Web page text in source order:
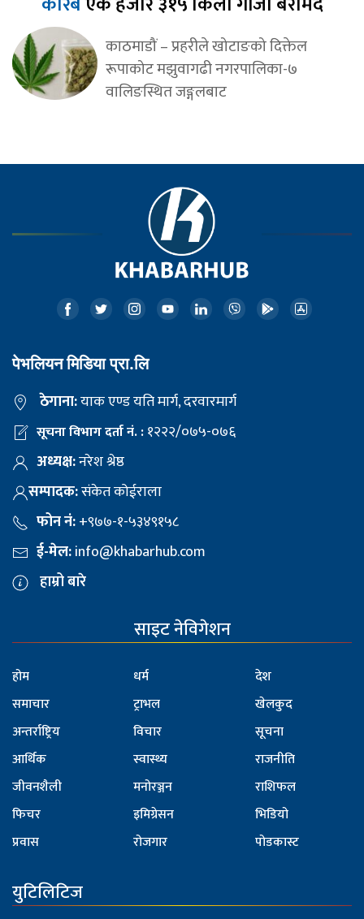
काठमाडौं – प्रहरीले खोटाङको दिक्तेल
रूपाकोट मझुवागढी नगरपालिका-७
वालिङस्थित जङ्गलबाट
पेभलियन मिडिया प्रा.लि
ठेगाना:याक एण्ड यति मार्ग, दरवारमार्ग
सूचना विभाग दर्ता नं. :१२२२/०७५-०७६
अध्यक्ष:नरेश श्रेष्ठ
सम्पादक:संकेत कोईराला
फोन नं:+९७७-१-५३४९१५८
ई-मेल:info@khabarhub.com
हाम्रो बारे
साइट नेविगेशन
होम
समाचार
अन्तर्राष्ट्रिय
आर्थिक
जीवनशैली
फिचर
प्रवास
धर्म
ट्राभल
विचार
स्वास्थ्य
मनोरञ्जन
इमिग्रेसन
रोजगार
देश
खेलकुद
सूचना
राजनीति
राशिफल
भिडियो
पोडकास्ट
युटिलिटिज